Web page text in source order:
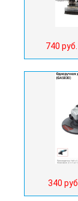
740 руб.
340 руб.